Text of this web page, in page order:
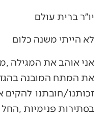
יו״ר ברית עולם
לא‭ ‬הייתי‭ ‬משנה‭ ‬כלום